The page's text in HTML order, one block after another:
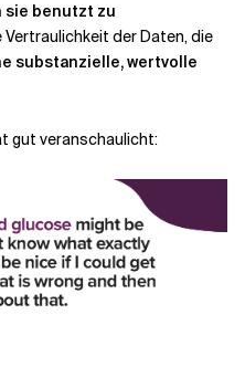
sie benutzt zu
der Daten, die
substanzielle, wertvolle
gut veranschaulicht: